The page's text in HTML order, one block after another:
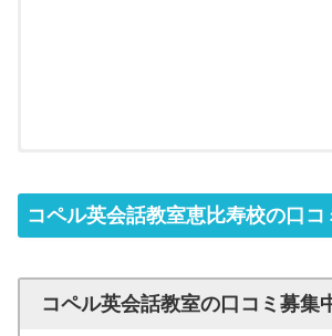
コペル英会話教室恵比寿校の口コ
コペル英会話教室の口コミ募集